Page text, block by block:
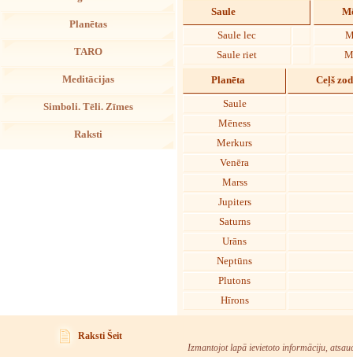
Planētas
TARO
Meditācijas
Simboli. Tēli. Zīmes
Raksti
Saule
Saule lec
Saule riet
Planēta Ceļš
Saule
Mēness
Merkurs
Venēra
Marss
Jupiters
Saturns
Urāns
Neptūns
Plutons
Hīrons
Raksti Šeit
Izmantojot lapā ievietoto informāciju,